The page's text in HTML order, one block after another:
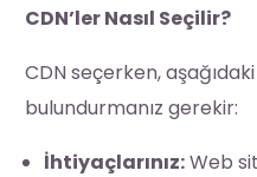
CDN’ler Nasıl Seçilir?
CDN seçerken,
bulundurmanız gerekir:
İhtiyaçlarınız:Web